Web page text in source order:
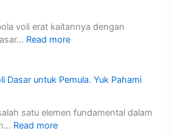
voli erat kaitannya dengan
Read more
Dasar untuk Pemula. Yuk Pahami
satu elemen fundamental dalam
Read more